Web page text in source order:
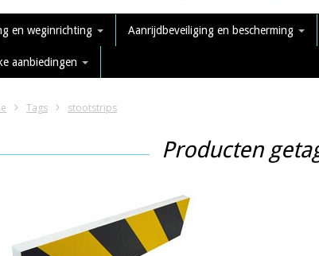
en weginrichting Aanrijdbeveiliging en bescherming
aanbiedingen
Tags stootstrips
Producten